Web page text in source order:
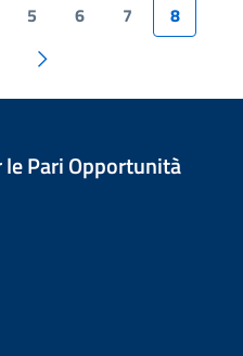
5 6 7
8
Pari Opportunità